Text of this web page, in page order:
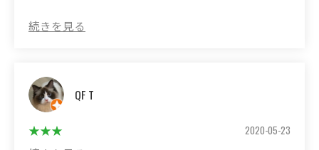
(Translated by Google)
QF T
2020-05-23